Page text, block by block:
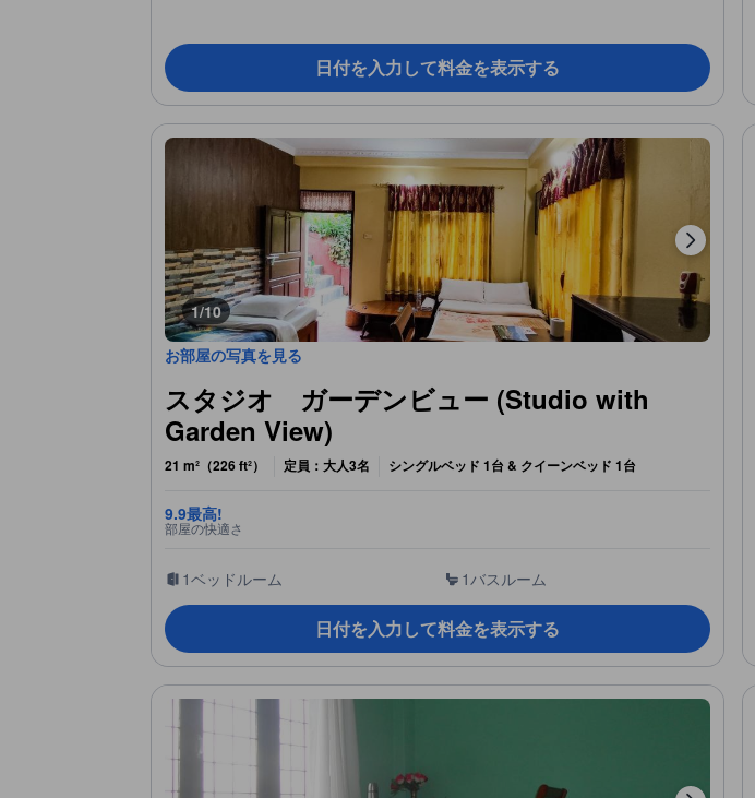
日付を入力して料金を表示する
1/10
お部屋の写真を見る
スタジオ ガーデンビュー (Studio with
Garden View)
21 m²（226 ft²） 定員：大人3名 シングルベッド 1台 & クイーンベッド 1台
9.9最高!
部屋の快適さ
1ベッドルーム 1バスルーム
日付を入力して料金を表示する